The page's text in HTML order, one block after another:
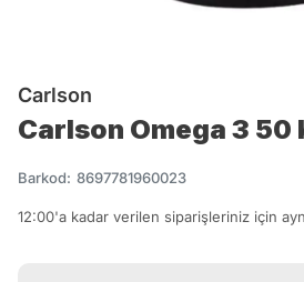
Carlson
Carlson Omega 3 50
Barkod: 8697781960023
12:00'a kadar verilen siparişleriniz için